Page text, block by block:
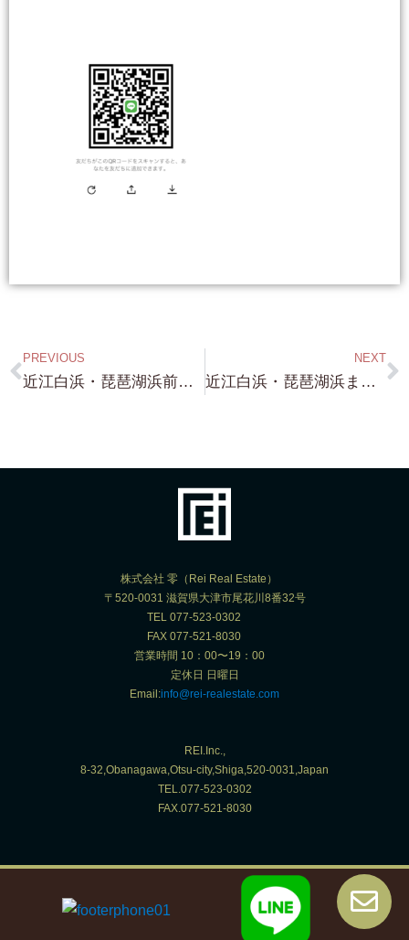
PREVIOUS
近江白浜・琵琶湖浜前・約192坪 2,300万円！ 別荘用地・目の前が 琵琶湖 めちゃくちゃ 環境のいい場所です！
NEXT
近江白浜・琵琶湖浜まで徒歩100歩（笑）・小ぶり！約65.03坪 琵琶湖浜近くの ログハウス！1,480万円！・・・めちゃくちゃ環境いい場所です！
株式会社 零（Rei Real Estate）
〒520-0031 滋賀県大津市尾花川8番32号
TEL 077-523-0302
FAX 077-521-8030
営業時間 10：00〜19：00
定休日 日曜日
Email:info@rei-realestate.com
REI.Inc.,
8-32,Obanagawa,Otsu-city,Shiga,520-0031,Japan
TEL.077-523-0302
FAX.077-521-8030